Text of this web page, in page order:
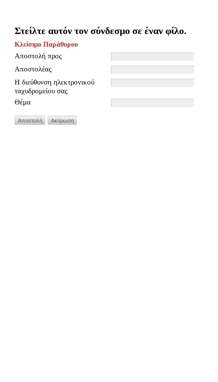
Στείλτε αυτόν τον σύνδεσμο σε έναν φίλο.
Κλείσιμο Παράθυρου
Αποστολή προς
Αποστολέας
Η διεύθυνση ηλεκτρονικού
ταχυδρομείου σας
Θέμα
Αποστολή Ακύρωση